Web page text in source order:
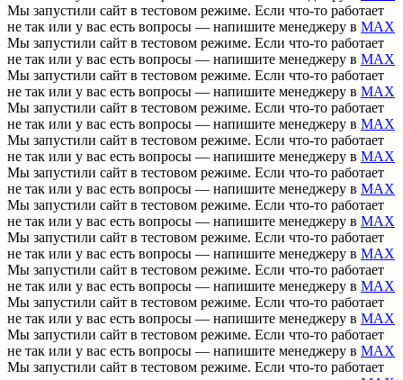
Мы запустили сайт в тестовом режиме. Если что-то работает
не так или у вас есть вопросы — напишите менеджеру в MAX
Мы запустили сайт в тестовом режиме. Если что-то работает
не так или у вас есть вопросы — напишите менеджеру в MAX
Мы запустили сайт в тестовом режиме. Если что-то работает
не так или у вас есть вопросы — напишите менеджеру в MAX
Мы запустили сайт в тестовом режиме. Если что-то работает
не так или у вас есть вопросы — напишите менеджеру в MAX
Мы запустили сайт в тестовом режиме. Если что-то работает
не так или у вас есть вопросы — напишите менеджеру в MAX
Мы запустили сайт в тестовом режиме. Если что-то работает
не так или у вас есть вопросы — напишите менеджеру в MAX
Мы запустили сайт в тестовом режиме. Если что-то работает
не так или у вас есть вопросы — напишите менеджеру в MAX
Мы запустили сайт в тестовом режиме. Если что-то работает
не так или у вас есть вопросы — напишите менеджеру в MAX
Мы запустили сайт в тестовом режиме. Если что-то работает
не так или у вас есть вопросы — напишите менеджеру в MAX
Мы запустили сайт в тестовом режиме. Если что-то работает
не так или у вас есть вопросы — напишите менеджеру в MAX
Мы запустили сайт в тестовом режиме. Если что-то работает
не так или у вас есть вопросы — напишите менеджеру в MAX
Мы запустили сайт в тестовом режиме. Если что-то работает